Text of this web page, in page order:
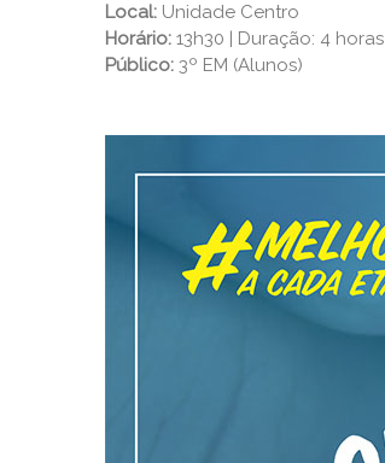
Local: Unidade Centro
Horário: 13h30 | Duração: 4 horas
Público: 3º EM (Alunos)